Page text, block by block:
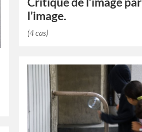
l’image.
(4 cas)